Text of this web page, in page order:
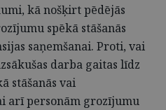
kā nošķirt pēdējās
spēkā stāšanās
saņemšanai. Proti, vai
darba gaitas līdz
stāšanās vai
arī personām grozījumu